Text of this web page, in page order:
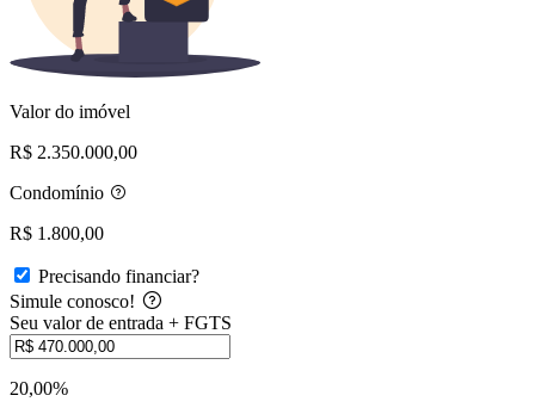
Valor do imóvel
R$ 2.350.000,00
Condomínio
R$ 1.800,00
Precisando financiar?
Simule conosco!
Seu valor de entrada + FGTS
20,00%